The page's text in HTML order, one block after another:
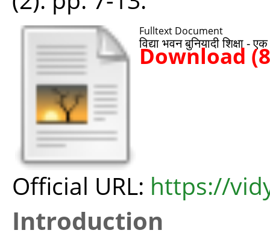
Fulltext Document
विद्या भवन बुनियादी शिक्षा -
Download
Official URL: https://
Introduction